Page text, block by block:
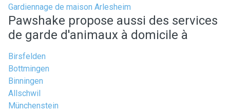
Gardiennage de maison Arlesheim
Pawshake propose aussi des services
de garde d'animaux à domicile à
Birsfelden
Bottmingen
Binningen
Allschwil
Münchenstein